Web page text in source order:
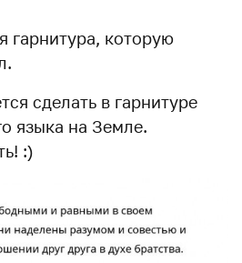
гарнитура, которую
сделать в гарнитуре
языка на Земле.
:)